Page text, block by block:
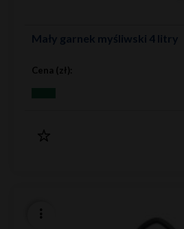
Mały garnek myśliwski 4 litry
Cena (zł):